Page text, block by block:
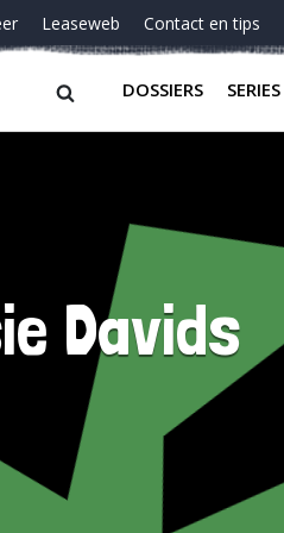
Leaseweb Contact en tips
DOSSIERS SERIES
Davids